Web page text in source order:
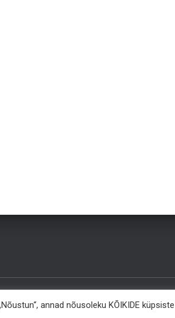
annad nõusoleku KÕIKIDE küpsiste